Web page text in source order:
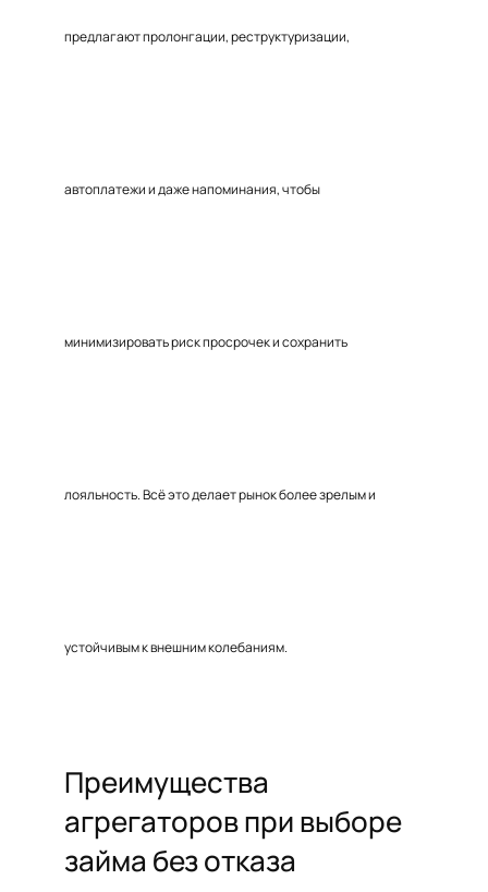
предлагают пролонгации, реструктуризации,
автоплатежи и даже напоминания, чтобы
минимизировать риск просрочек и сохранить
лояльность. Всё это делает рынок более зрелым и
устойчивым к внешним колебаниям.
Преимущества
агрегаторов при выборе
займа без отказа